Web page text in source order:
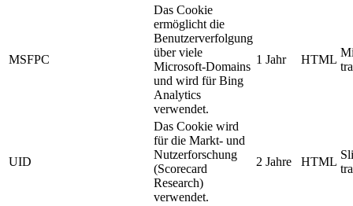
MSFPC
Das Cookie
ermöglicht die
Benutzerverfolgung
über viele
Microsoft-Domains
und wird für Bing
Analytics
verwendet.
1 Jahr HTML
UID
Das Cookie wird
für die Markt- und
Nutzerforschung
(Scorecard
Research)
verwendet.
2 Jahre HTML